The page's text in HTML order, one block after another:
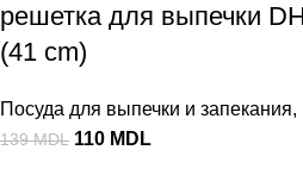
решетка для выпечки
(41 cm)
Посуда для выпечки и запекания,
139MDL 110 MDL